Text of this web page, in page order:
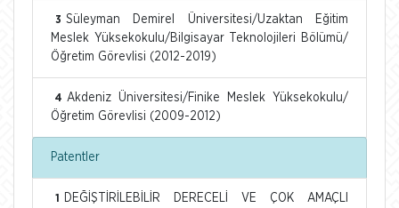
3 Süleyman Demirel Üniversitesi/Uzaktan Eğitim
Meslek Yüksekokulu/Bilgisayar Teknolojileri Bölümü/
Öğretim Görevlisi (2012-2019)
4 Akdeniz Üniversitesi/Finike Meslek Yüksekokulu/
Öğretim Görevlisi (2009-2012)
Patentler
1
DEĞİŞTİRİLEBİLİR DERECELİ VE ÇOK AMAÇLI